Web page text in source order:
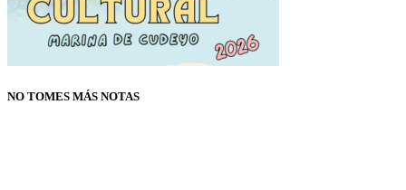
NO TOMES MÁS NOTAS